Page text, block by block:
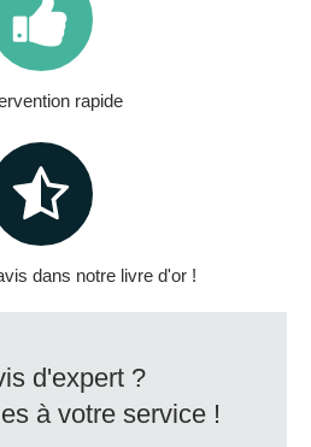
rapide
dans notre livre d'or !
d'expert ?
à votre service !